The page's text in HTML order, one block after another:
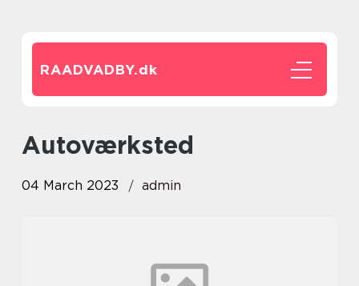
RAADVADBY.dk
autoværksted
04 March 2023 admin